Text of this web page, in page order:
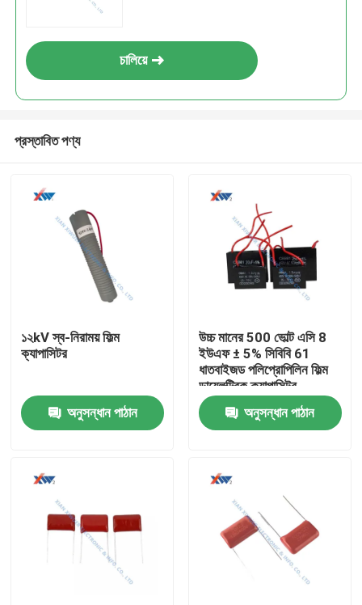
পণ্য
চালিয়ে
প্রস্তাবিত পণ্য
১২kV স্ব-নিরাময় ফিল্ম
ক্যাপাসিটর
অনুসন্ধান পাঠান
উচ্চ মানের 500 ভোল্ট এসি 8
ইউএফ ± 5% সিবিবি 61
ধাতবাইজড পলিপ্রোপিলিন ফিল্ম
ডায়েলক্ট্রিক ক্যাপাসিটর
অনুসন্ধান পাঠান